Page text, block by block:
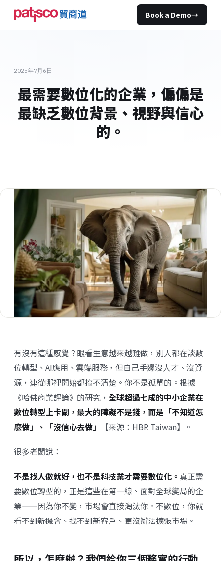
Book a Demo→
2025年7月6日
最需要數位化的企業，偏偏是
最缺乏數位背景、視野與信心
的。
有沒有這種感覺？眼看生意越來越難做，別人都在談數
位轉型、AI應用、雲端服務，但自己手邊沒人才、沒資
源，連從哪裡開始都搞不清楚。你不是孤單的。根據
《哈佛商業評論》的研究， 全球超過七成的中小企業在
數位轉型上卡關，最大的障礙不是錢，而是「不知道怎
麼做」、「沒信心去做」
【來源：HBR Taiwan】。
很多老闆說：
不是找人做就好，也不是科技業才需要數位化。 真正需
要數位轉型的，正是這些在第一線、面對全球變局的企
業——因為你不變，市場會直接淘汰你。不數位，你就
看不到新機會、找不到新客戶、更沒辦法擴張市場。